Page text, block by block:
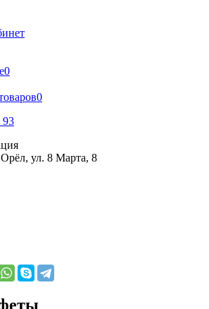
0
0
93
ул. 8 Марта, 8